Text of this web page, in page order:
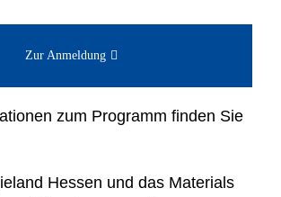
Zur Anmeldung
zum Programm finden Sie
Hessen und das Materials